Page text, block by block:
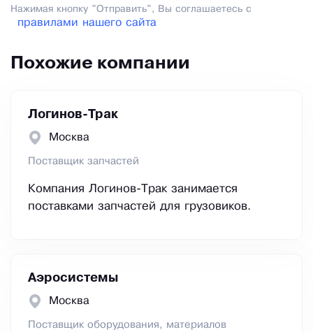
Нажимая кнопку "Отправить", Вы соглашаетесь с
правилами нашего сайта
Похожие компании
Логинов-Трак
Москва
Поставщик запчастей
Компания Логинов-Трак занимается
поставками запчастей для грузовиков.
Аэросистемы
Москва
Поставщик оборудования, материалов